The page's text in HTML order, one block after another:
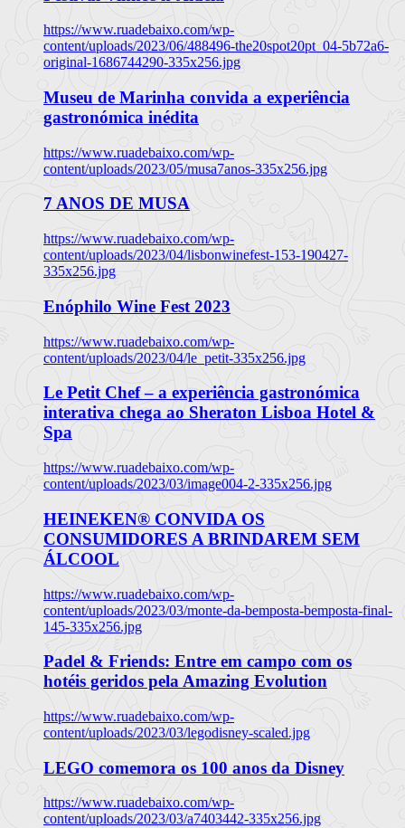
https://www.ruadebaixo.com/wp-
content/uploads/2023/06/488496-the20spot20pt_04-5b72a6-
original-1686744290-335x256.jpg
Museu de Marinha convida a experiência
gastronómica inédita
https://www.ruadebaixo.com/wp-
content/uploads/2023/05/musa7anos-335x256.jpg
7 ANOS DE MUSA
https://www.ruadebaixo.com/wp-
content/uploads/2023/04/lisbonwinefest-153-190427-
335x256.jpg
Enóphilo Wine Fest 2023
https://www.ruadebaixo.com/wp-
content/uploads/2023/04/le_petit-335x256.jpg
Le Petit Chef – a experiência gastronómica
interativa chega ao Sheraton Lisboa Hotel &
Spa
https://www.ruadebaixo.com/wp-
content/uploads/2023/03/image004-2-335x256.jpg
HEINEKEN® CONVIDA OS
CONSUMIDORES A BRINDAREM SEM
ÁLCOOL
https://www.ruadebaixo.com/wp-
content/uploads/2023/03/monte-da-bemposta-bemposta-final-
145-335x256.jpg
Padel & Friends: Entre em campo com os
hotéis geridos pela Amazing Evolution
https://www.ruadebaixo.com/wp-
content/uploads/2023/03/legodisney-scaled.jpg
LEGO comemora os 100 anos da Disney
https://www.ruadebaixo.com/wp-
content/uploads/2023/03/a7403442-335x256.jpg